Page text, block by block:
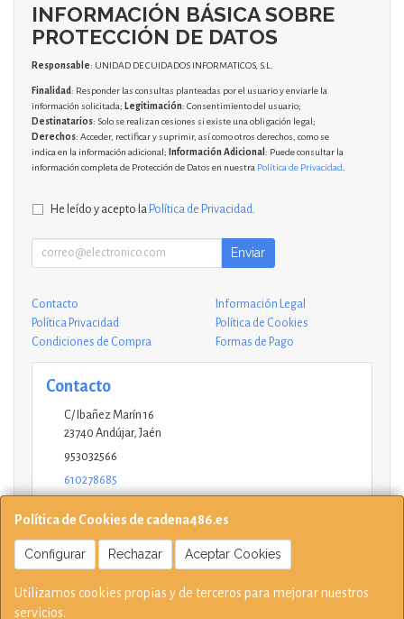
Política de Cookies de cadena486.es
Configurar Rechazar Aceptar Cookies
Utilizamos cookies propias y de terceros para mejorar nuestros
servicios.
INFORMACIÓN BÁSICA SOBRE
PROTECCIÓN DE DATOS
Responsable: UNIDAD DE CUIDADOS INFORMATICOS, S.L.
Finalidad: Responder las consultas planteadas por el usuario y enviarle la
información solicitada; Legitimación: Consentimiento del usuario;
Destinatarios: Solo se realizan cesiones si existe una obligación legal;
Derechos: Acceder, rectificar y suprimir, así como otros derechos, como se
indica en la información adicional; Información Adicional : Puede consultar la
información completa de Protección de Datos en nuestra Política de Privacidad
He leído y acepto la Política de Privacidad
Enviar
Contacto
Información Legal
Política Privacidad
Política de Cookies
Condiciones de Compra
Formas de Pago
Contacto
C/ Ibañez Marín 16
23740 Andújar, Jaén
953032566
610278685
Horario
10-14 17:15-21 L - V Sábados solo mañana